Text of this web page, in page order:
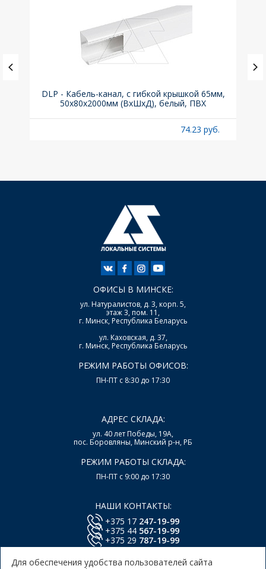
DLP - Кабель-канал, с гибкой крышкой 65мм,
50x80х2000мм (ВхШхД), белый, ПВХ
74.23 руб.
ОФИСЫ В МИНСКЕ:
ул. Натуралистов, д. 3, корп. 5,
этаж 3, пом. 11,
г. Минск, Республика Беларусь
ул. Каховская, д. 37,
г. Минск, Республика Беларусь
РЕЖИМ РАБОТЫ ОФИСОВ:
ПН-ПТ с 8:30 до 17:30
АДРЕС СКЛАДА:
ул. 40 лет Победы, 19А,
пос. Боровляны, Минский р-н, РБ
РЕЖИМ РАБОТЫ СКЛАДА:
ПН-ПТ с 9:00 до 17:30
НАШИ КОНТАКТЫ:
+375 17 247-19-99
+375 44 567-19-99
+375 29 787-19-99
Для обеспечения удобства пользователей сайта